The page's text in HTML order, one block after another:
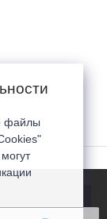
файлы